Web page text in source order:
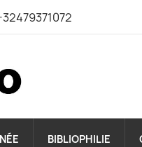
BIBLIOPHILIE